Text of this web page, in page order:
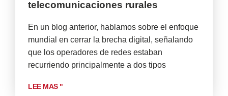
telecomunicaciones rurales
En un blog anterior, hablamos sobre el enfoque
mundial en cerrar la brecha digital, señalando
que los operadores de redes estaban
recurriendo principalmente a dos tipos
LEE MAS "